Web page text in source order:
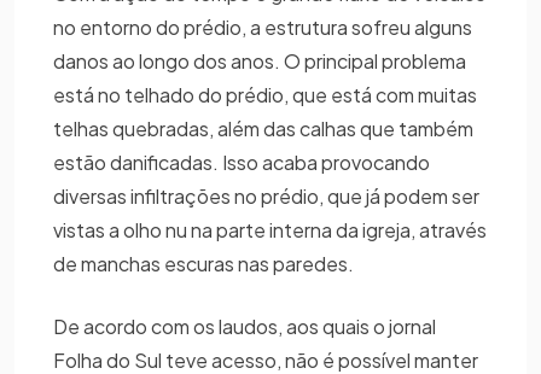
no entorno do prédio, a estrutura sofreu alguns
danos ao longo dos anos. O principal problema
está no telhado do prédio, que está com muitas
telhas quebradas, além das calhas que também
estão danificadas. Isso acaba provocando
diversas infiltrações no prédio, que já podem ser
vistas a olho nu na parte interna da igreja, através
de manchas escuras nas paredes.
De acordo com os laudos, aos quais o jornal
Folha do Sul teve acesso, não é possível manter